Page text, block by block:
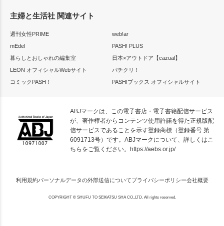
主婦と生活社 関連サイト
週刊女性PRIME
web!ar
mEdel
PASH! PLUS
暮らしとおしゃれの編集室
日本×アウトドア【cazual】
LEON オフィシャルWebサイト
パチクリ！
コミックPASH！
PASH!ブックス オフィシャルサイト
ABJマークは、この電子書店・電子書籍配信サービス
が、著作権者からコンテンツ使用許諾を得た正規版配
信サービスであることを示す登録商標（登録番号 第
6091713号）です。ABJマークについて、詳しくはこ
ちらをご覧ください。
https://aebs.or.jp/
利用規約パーソナルデータの外部送信についてプライバシーポリシー会社概要
COPYRIGHT © SHUFU TO SEIKATSU SHA CO.,LTD. All rights reserved.